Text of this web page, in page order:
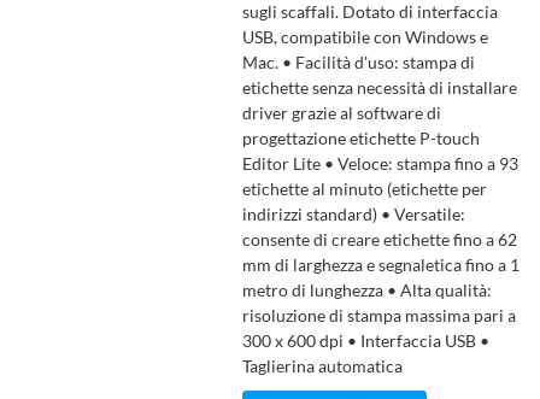
sugli scaffali. Dotato di interfaccia
USB, compatibile con Windows e
Mac. • Facilità d'uso: stampa di
etichette senza necessità di installare
driver grazie al software di
progettazione etichette P-touch
Editor Lite • Veloce: stampa fino a 93
etichette al minuto (etichette per
indirizzi standard) • Versatile:
consente di creare etichette fino a 62
mm di larghezza e segnaletica fino a 1
metro di lunghezza • Alta qualità:
risoluzione di stampa massima pari a
300 x 600 dpi • Interfaccia USB •
Taglierina automatica